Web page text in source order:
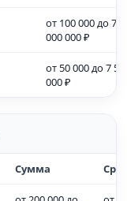
от 100 000 до 7
000 000 ₽
от 50 000 до 7
000 ₽
Сумма